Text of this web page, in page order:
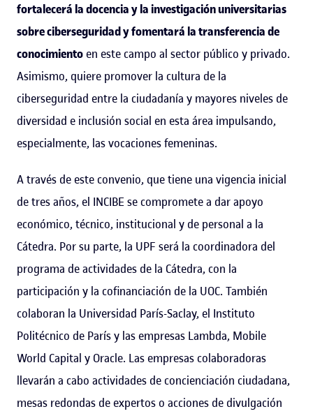
fortalecerá la docencia y la investigación universitarias
sobre ciberseguridad y fomentará la transferencia de
conocimientoen este campo al sector público y privado.
Asimismo, quiere promover la cultura de la
ciberseguridad entre la ciudadanía y mayores niveles de
diversidad e inclusión social en esta área impulsando,
especialmente, las vocaciones femeninas.
A través de este convenio, que tiene una vigencia inicial
de tres años, el INCIBE se compromete a dar apoyo
económico, técnico, institucional y de personal a la
Cátedra. Por su parte, la UPF será la coordinadora del
programa de actividades de la Cátedra, con la
participación y la cofinanciación de la UOC. También
colaboran la Universidad París-Saclay, el Instituto
Politécnico de París y las empresas Lambda, Mobile
World Capital y Oracle. Las empresas colaboradoras
llevarán a cabo actividades de concienciación ciudadana,
mesas redondas de expertos o acciones de divulgación